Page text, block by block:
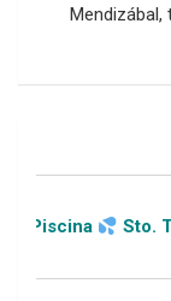
Sto. Tomás/